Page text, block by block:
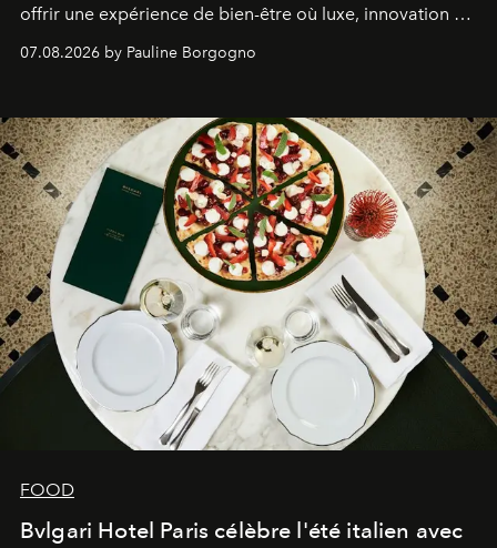
offrir une expérience de bien-être où luxe, innovation et
expertise se rencontrent.
07.08.2026 by Pauline Borgogno
FOOD
Bvlgari Hotel Paris célèbre l'été italien avec